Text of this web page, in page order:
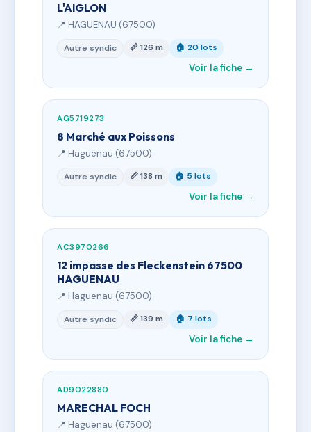
L'AIGLON
📍 HAGUENAU (67500)
Autre syndic 📏 126 m 🏠 20 lots
Voir la fiche →
AG5719273
8 Marché aux Poissons
📍 Haguenau (67500)
Autre syndic 📏 138 m 🏠 5 lots
Voir la fiche →
AC3970266
12 impasse des Fleckenstein 67500
HAGUENAU
📍 Haguenau (67500)
Autre syndic 📏 139 m 🏠 7 lots
Voir la fiche →
AD9022880
MARECHAL FOCH
📍 Haguenau (67500)